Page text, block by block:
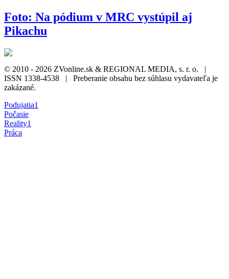
Foto: Na pódium v MRC vystúpil aj
Pikachu
© 2010 - 2026 ZVonline.sk & REGIONAL MEDIA, s. r. o. |
ISSN 1338-4538 | Preberanie obsahu bez súhlasu vydavateľa je
zakázané.
Podujatia1
Počasie
Reality1
Práca